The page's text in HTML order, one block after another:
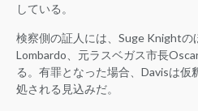
している。
検察側の証人には、Suge Knightの
Lombardo、元ラスベガス市長
る。有罪となった場合、Davisは仮
処される見込みだ。